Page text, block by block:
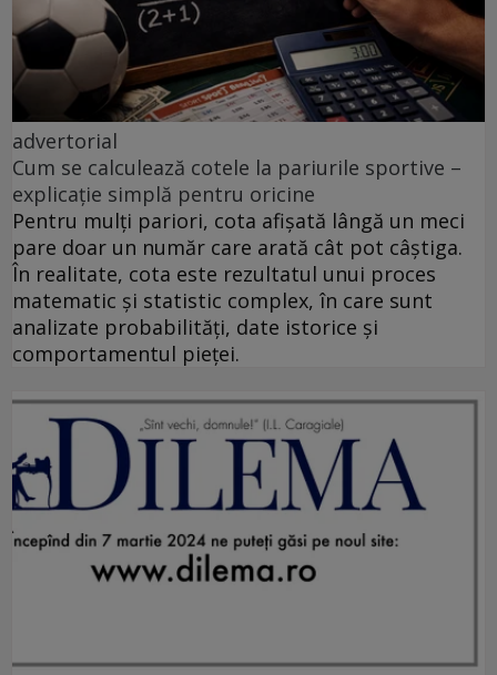
advertorial
Cum se calculează cotele la pariurile sportive –
explicație simplă pentru oricine
Pentru mulți pariori, cota afișată lângă un meci
pare doar un număr care arată cât pot câștiga.
În realitate, cota este rezultatul unui proces
matematic și statistic complex, în care sunt
analizate probabilități, date istorice și
comportamentul pieței.